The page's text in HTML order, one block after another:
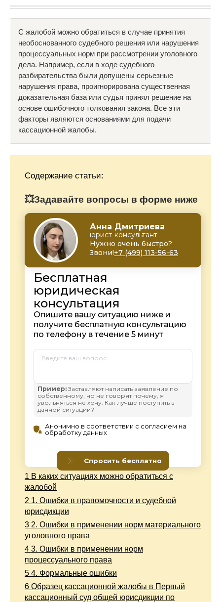
С жалобой можно обратиться в случае принятия
необоснованного судебного решения или нарушения
процессуальных норм при рассмотрении уголовного
дела. Например, если в ходе судебного
разбирательства были допущены серьезные
нарушения права, проигнорирована существенная
доказательная база или судья принял решение на
основе ошибочного толкования закона. Все эти
факторы являются основаниями для подачи
кассационной жалобы.
Содержание статьи:
💥Задавайте вопросы в форме ниже
1 В каких ситуациях можно обратиться с
жалобой
2 1. Ошибки в правомочности и судебной
юрисдикции
3 2. Ошибки в применении норм материального
уголовного права
4 3. Ошибки в применении норм
процессуального права
5 4. Формальные ошибки
6 Образец кассационной жалобы в Первый
кассационный суд общей юрисдикции по